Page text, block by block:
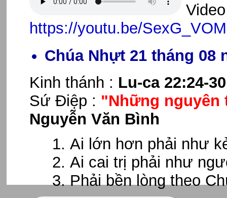
https://youtu.be/
Chúa Nhựt 21 tháng 08
Kinh thánh : Lu-ca 22:24-30
Sứ Điệp : "Những nguyên
Nguyễn Văn Bình
Ai lớn hơn phải như
Ai cai trị phải như
Phải bền lòng theo